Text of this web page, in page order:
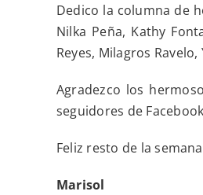
Dedico la columna de
Nilka Peña, Kathy
Reyes, Milagros
Agradezco los
seguidores de
Feliz resto de la
Marisol